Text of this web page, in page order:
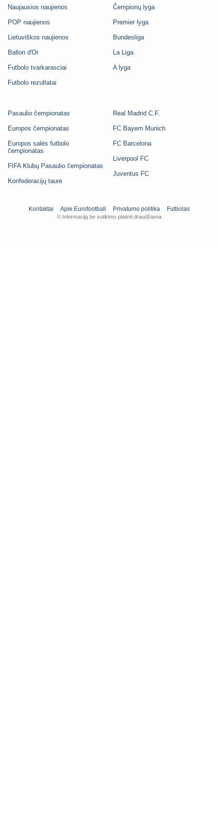
Naujausios naujienos
POP naujienos
Lietuviškos naujienos
Ballon d'Or
Futbolo tvarkarasciai
Futbolo rezultatai
Čempionų lyga
Premier lyga
Bundesliga
La Liga
A lyga
Pasaulio čempionatas
Europos čempionatas
Europos salės futbolo
čempionatas
FIFA Klubų Pasaulio čempionatas
Konfederacijų taurė
Real Madrid C.F.
FC Bayern Munich
FC Barcelona
Liverpool FC
Juventus FC
Kontaktai Apie Eurofootball Privatumo politika Futbolas
© Informaciją be sutikimo platinti draudžiama